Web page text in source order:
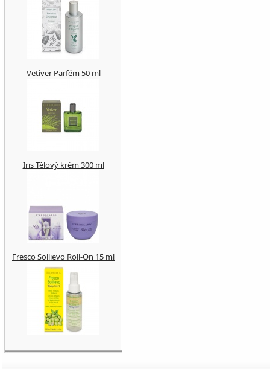
Vetiver Parfém 50 ml
Iris Tělový krém 300 ml
Fresco Sollievo Roll-On 15 ml